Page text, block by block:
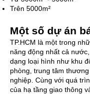
Trên 5000m²
Một số dự án
TP.HCM là một trong
năng động nhất cả
dạng loại hình như khu
phòng, trung tâm
nghiệp. Cùng với quá
của hạ tầng giao thông